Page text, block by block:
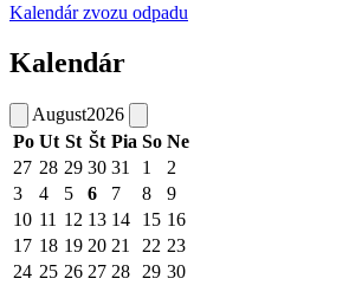
Kalendár zvozu odpadu
Kalendár
August2026
Po Ut St Št Pia So Ne
27 28 29 30 31 1
2
3
4 5 6 7 8
9
10 11 12 13 14 15 16
17 18 19 20 21 22 23
24 25 26 27 28 29 30